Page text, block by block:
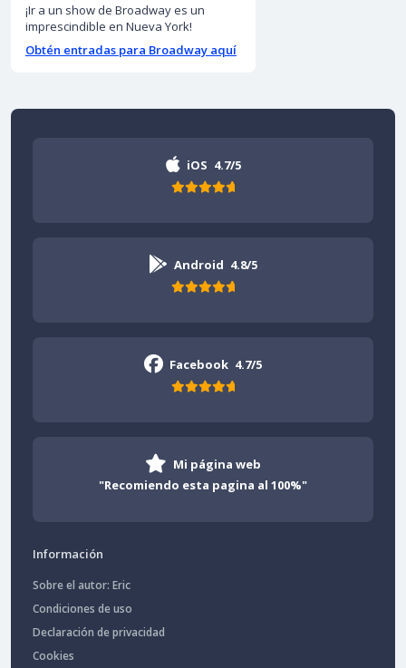
¡Ir a un show de Broadway es un
imprescindible en Nueva York!
Obtén entradas para Broadway aquí
iOS 4.7/5
Android 4.8/5
Facebook 4.7/5
Mi página web
"Recomiendo esta pagina al 100%"
Información
Sobre el autor: Eric
Condiciones de uso
Declaración de privacidad
Cookies